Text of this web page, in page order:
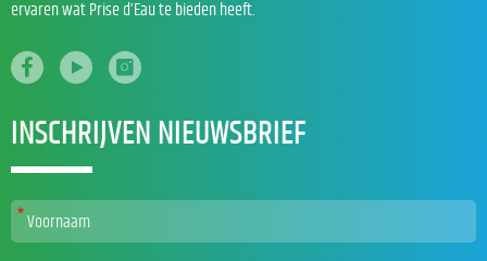
ervaren wat Prise d’Eau te bieden heeft.
INSCHRIJVEN NIEUWSBRIEF